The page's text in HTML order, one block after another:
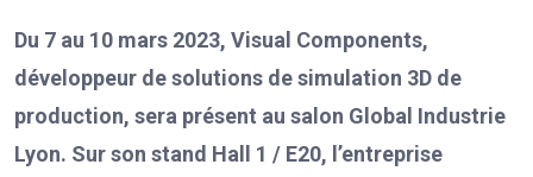
Du 7 au 10 mars 2023, Visual Components,
développeur de solutions de simulation 3D de
production, sera présent au salon Global Industrie
Lyon. Sur son stand Hall 1 / E20, l’entreprise